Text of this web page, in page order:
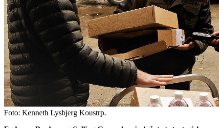
Foto: Kenneth Lysbjerg Koustrp.